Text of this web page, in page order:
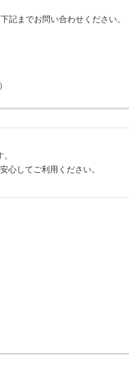
記までお問い合わせください。
心してご利用ください。